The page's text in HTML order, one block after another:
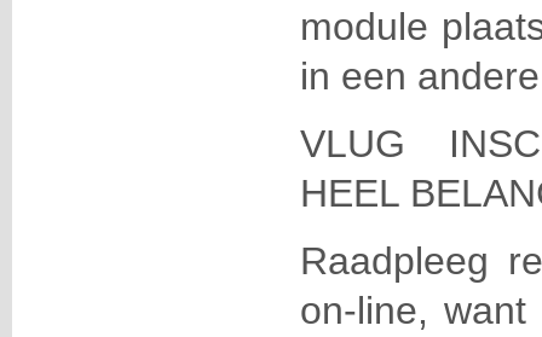
module
in een
VLUG
HEEL
Raadpleeg
on-line,